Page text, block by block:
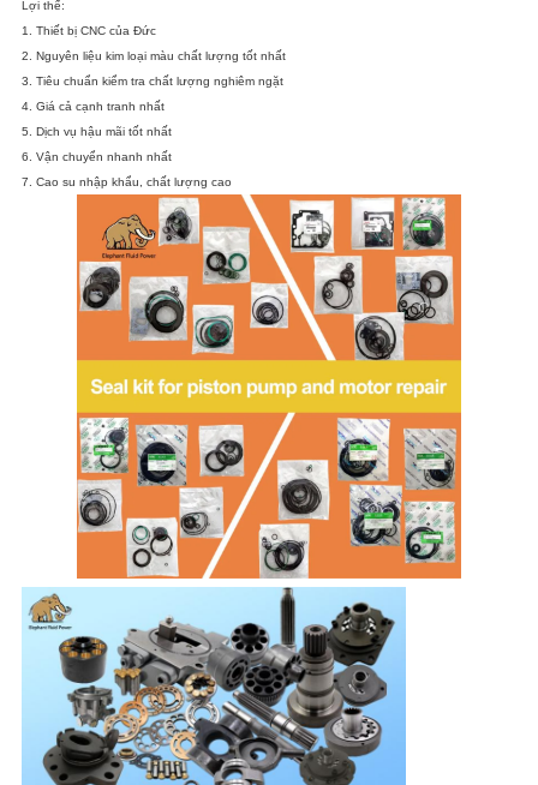
Lợi thế:
1. Thiết bị CNC của Đức
2. Nguyên liệu kim loại màu chất lượng tốt nhất
3. Tiêu chuẩn kiểm tra chất lượng nghiêm ngặt
4. Giá cả cạnh tranh nhất
5. Dịch vụ hậu mãi tốt nhất
6. Vận chuyển nhanh nhất
7. Cao su nhập khẩu, chất lượng cao